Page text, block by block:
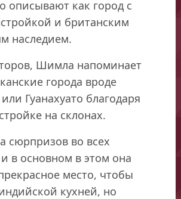
описывают как город с
и британским
наследием.
Шимла напоминает
города вроде
Гуанахуато благодаря
на склонах.
сюрпризов во всех
в основном в этом она
место, чтобы
кухней, но